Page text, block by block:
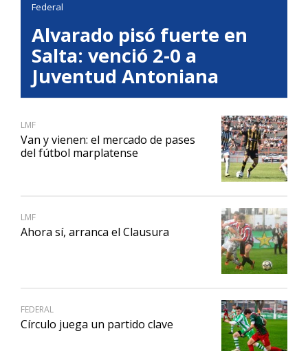
Federal
Alvarado pisó fuerte en
Salta: venció 2-0 a
Juventud Antoniana
LMF
Van y vienen: el mercado de pases
del fútbol marplatense
LMF
Ahora sí, arranca el Clausura
FEDERAL
Círculo juega un partido clave